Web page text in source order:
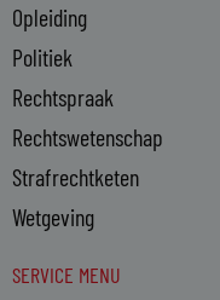
Opleiding
Politiek
Rechtspraak
Rechtswetenschap
Strafrechtketen
Wetgeving
SERVICE MENU